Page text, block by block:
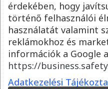
érdekében, hogy
történő felhasználói
használatát valamint
reklámokhoz és
információk a Google
https://
Adatkezelési